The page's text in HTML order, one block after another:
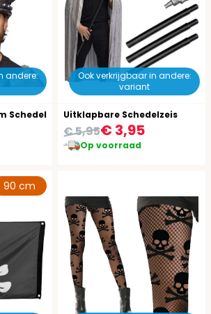
andere:
Schedel
Ook verkrijgbaar in andere:
variant
Uitklapbare Schedelzeis
€ 3,95
€ 5,95
Op voorraad
90 cm